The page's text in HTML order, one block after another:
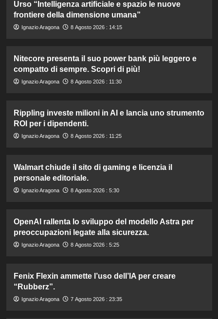
Urso “Intelligenza artificiale e spazio le nuove
frontiere della dimensione umana”
Ignazio Aragona 8 Agosto 2026 : 14:15
Nitecore presenta il suo power bank più leggero e
compatto di sempre. Scopri di più!
Ignazio Aragona 8 Agosto 2026 : 11:30
Rippling investe milioni in AI e lancia uno strumento
ROI per i dipendenti.
Ignazio Aragona 8 Agosto 2026 : 11:25
Walmart chiude il sito di gaming e licenzia il
personale editoriale.
Ignazio Aragona 8 Agosto 2026 : 5:30
OpenAI rallenta lo sviluppo del modello Astra per
preoccupazioni legate alla sicurezza.
Ignazio Aragona 8 Agosto 2026 : 5:25
Fenix Flexin ammette l’uso dell’IA per creare
“Rubberz”.
Ignazio Aragona 7 Agosto 2026 : 23:35